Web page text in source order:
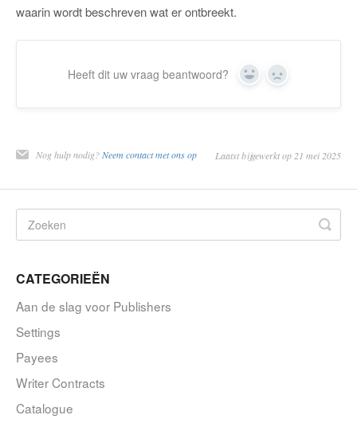
waarin wordt beschreven wat er ontbreekt.
Heeft dit uw vraag beantwoord? Ja Nee
Nog hulp nodig?Neem contact met ons op Laatst bijgewerkt op 21 mei 2025
CATEGORIEËN
Aan de slag voor Publishers
Settings
Payees
Writer Contracts
Catalogue